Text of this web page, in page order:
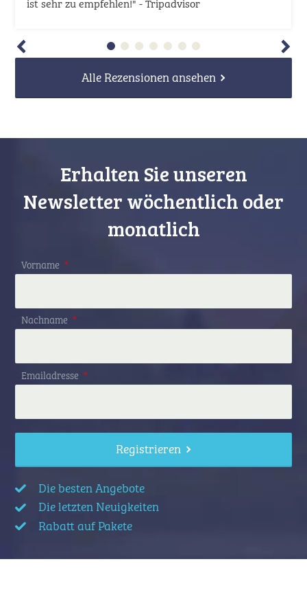
ist sehr zu empfehlen!" - Tripadvisor
Alle Rezensionen ansehen
Erhalten Sie unseren
Newsletter wöchentlich oder
monatlich
Vorname *
Nachname *
Emailadresse *
Registrieren
Die besten Angebote
Die letzten Neuigkeiten
Rabatt auf Pakete